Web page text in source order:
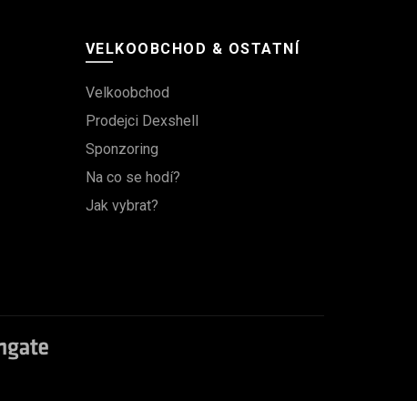
VELKOOBCHOD & OSTATNÍ
Velkoobchod
Prodejci Dexshell
Sponzoring
Na co se hodí?
Jak vybrat?